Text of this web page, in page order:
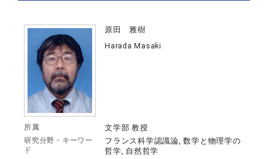
原田 雅樹
Harada Masaki
所属 文学部 教授
研究分野・キーワー
ド
フランス科学認識論, 数学と物理学の
哲学, 自然哲学